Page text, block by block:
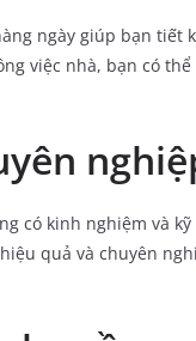
ngày giúp bạn
việc nhà, bạn có
có kinh nghiệm và
quả và chuyên